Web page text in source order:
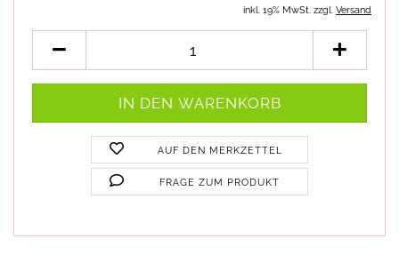
inkl. 19% MwSt. zzgl. Versand
AUF DEN MERKZETTEL
FRAGE ZUM PRODUKT